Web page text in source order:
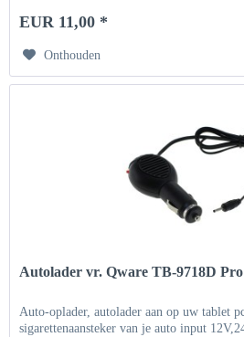
EUR 11,00 *
Onthouden
Autolader vr. Qware TB-9718D
Auto-oplader, autolader aan op uw tablet
sigarettenaansteker van je auto input